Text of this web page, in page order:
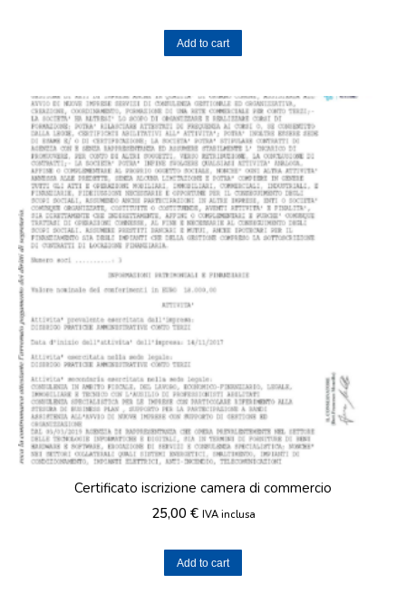
Add to cart
Certificato iscrizione camera di commercio
25,00 € IVA inclusa
Add to cart